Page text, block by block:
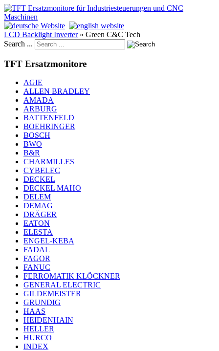
LCD Backlight Inverter » Green C&C Tech
Search ...
TFT Ersatzmonitore
AGIE
ALLEN BRADLEY
AMADA
ARBURG
BATTENFELD
BOEHRINGER
BOSCH
BWO
B&R
CHARMILLES
CYBELEC
DECKEL
DECKEL MAHO
DELEM
DEMAG
DRÄGER
EATON
ELESTA
ENGEL-KEBA
FADAL
FAGOR
FANUC
FERROMATIK KLÖCKNER
GENERAL ELECTRIC
GILDEMEISTER
GRUNDIG
HAAS
HEIDENHAIN
HELLER
HURCO
INDEX